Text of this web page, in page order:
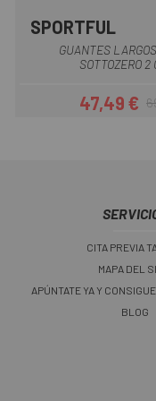
Azul
SPORTFUL
GUANTES
SOTTOZERO 2
47,49 €
CITA PREVIA
MAPA DEL
APÚNTATE YA Y
BLOG